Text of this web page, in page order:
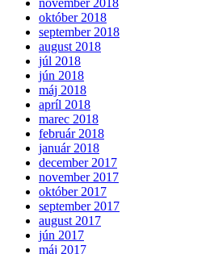
november 2018
október 2018
september 2018
august 2018
júl 2018
jún 2018
máj 2018
apríl 2018
marec 2018
február 2018
január 2018
december 2017
november 2017
október 2017
september 2017
august 2017
jún 2017
máj 2017